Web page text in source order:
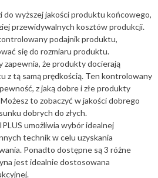
do wyższej jakości produktu końcowego,
przewidywalnych kosztów produkcji.
podajnik produktu,
się do rozmiaru produktu.
zapewnia, że ​​produkty docierają
z tą samą prędkością. Ten kontrolowany
z jaką dobre i złe produkty
to zobaczyć w jakości dobrego
dobrych do złych.
umożliwia wybór idealnej
technik w celu uzyskania
Ponadto dostępne są 3 różne
jest idealnie dostosowana